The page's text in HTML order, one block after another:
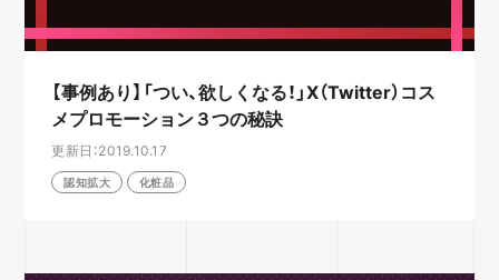
【事例あり】「つい、欲しくなる！」X（Twitter）コス
メプロモーション３つの秘訣
更新日：2019.10.17
認知拡大 化粧品